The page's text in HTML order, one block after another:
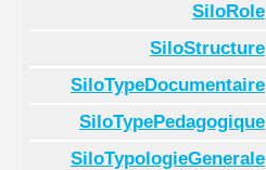
SiloRole
SiloStructure
SiloTypeDocumentaire
SiloTypePedagogique
SiloTypologieGenerale